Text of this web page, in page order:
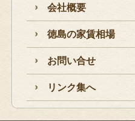
会社概要
徳島の家賃相場
お問い合せ
リンク集へ